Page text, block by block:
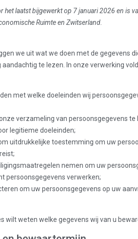
het laatst bijgewerkt op 7 januari 2026 en is
Ruimte en Zwitserland.
we uit wat we doen met de gegevens
te lezen. In onze verwerking
met welke doeleinden wij
verzameling van persoonsgegevens
legitieme doeleinden;
uitdrukkelijke toestemming om uw
nemen om uw
persoonsgegevens verwerken;
om uw persoonsgegevens op uw
wilt weten welke gegevens wij van u